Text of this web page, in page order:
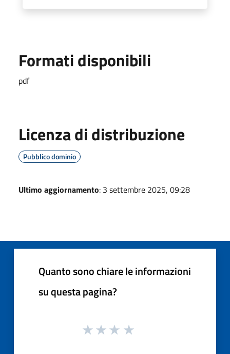
Formati disponibili
pdf
Licenza di distribuzione
Pubblico dominio
Ultimo aggiornamento: 3 settembre 2025, 09:28
Quanto sono chiare le informazioni
su questa pagina?